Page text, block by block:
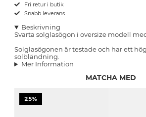
Fri retur i butik
Snabb leverans
Beskrivning
Svarta solglasögon i oversize modell
Solglasögonen är testade och har ett
solbländning.
Mer Information
MATCHA MED
25%